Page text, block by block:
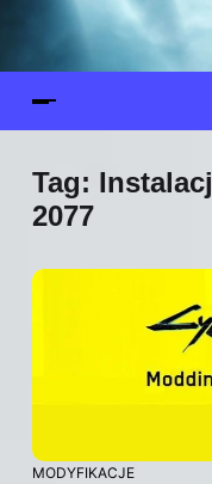
Tag:
2077
MODYFIKACJE